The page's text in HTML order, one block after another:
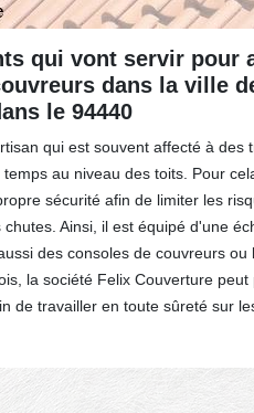
qui vont servir pour
dans la ville
le 94440
qui est souvent affecté à des
au niveau des toits. Pour
sécurité afin de limiter les
Ainsi, il est équipé d'une
des consoles de couvreurs ou
la société Felix Couverture peut
de travailler en toute sûreté sur